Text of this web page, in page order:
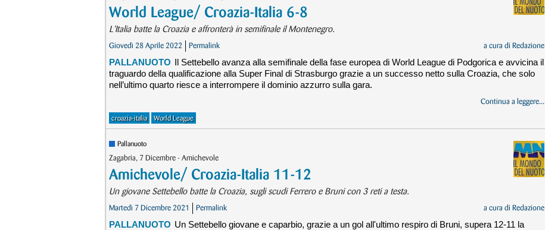
World League/ Croazia-Italia 6-8
L'Italia batte la Croazia e affronterà in semifinale il Montenegro.
Giovedì 28 Aprile 2022 Permalink a cura di Redazione
PALLANUOTO Il Settebello avanza alla semifinale della fase europea di World League di Podgorica e avvicina il
traguardo della qualificazione alla Super Final di Strasburgo grazie a un successo netto sulla Croazia, che solo
nell’ultimo quarto riesce a interrompere il dominio azzurro sulla gara.
Continua a leggere...
croazia-italia World League
Pallanuoto
Zagabria, 7 Dicembre - Amichevole
Amichevole/ Croazia-Italia 11-12
Un giovane Settebello batte la Croazia, sugli scudi Ferrero e Bruni con 3 reti a testa.
Martedì 7 Dicembre 2021 Permalink a cura di Redazione
PALLANUOTO Un Settebello giovane e caparbio, grazie a un gol all'ultimo respiro di Bruni, supera 12-11 la